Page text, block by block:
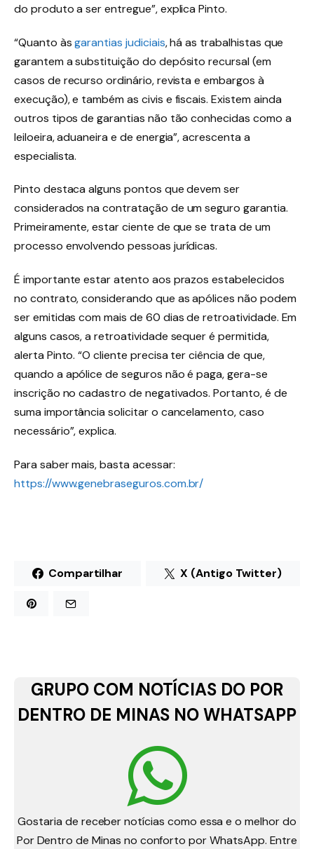
do produto a ser entregue”, explica Pinto.
“Quanto àsgarantias judiciais, há as trabalhistas que
garantem a substituição do depósito recursal (em
casos de recurso ordinário, revista e embargos à
execução), e também as civis e fiscais. Existem ainda
outros tipos de garantias não tão conhecidas como a
leiloeira, aduaneira e de energia”, acrescenta a
especialista.
Pinto destaca alguns pontos que devem ser
considerados na contratação de um seguro garantia.
Primeiramente, estar ciente de que se trata de um
processo envolvendo pessoas jurídicas.
É importante estar atento aos prazos estabelecidos
no contrato, considerando que as apólices não podem
ser emitidas com mais de 60 dias de retroatividade. Em
alguns casos, a retroatividade sequer é permitida,
alerta Pinto. “O cliente precisa ter ciência de que,
quando a apólice de seguros não é paga, gera-se
inscrição no cadastro de negativados. Portanto, é de
suma importância solicitar o cancelamento, caso
necessário”, explica.
Para saber mais, basta acessar:
https://www.genebraseguros.com.br/
Compartilhar X (Antigo Twitter)
GRUPO COM NOTÍCIAS DO POR
DENTRO DE MINAS NO WHATSAPP
Gostaria de receber notícias como essa e o melhor do
Por Dentro de Minas no conforto por WhatsApp. Entre